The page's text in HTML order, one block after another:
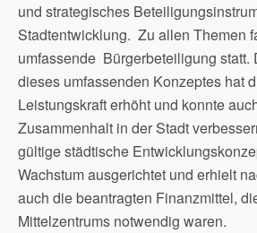
und strategisches
Stadtentwicklung. Zu allen Themen
umfassende Bürgerbeteiligung statt.
dieses umfassenden Konzeptes hat
Leistungskraft erhöht und konnte
Zusammenhalt in der Stadt
gültige städtische
Wachstum ausgerichtet und erhielt
auch die beantragten Finanzmittel,
Mittelzentrums notwendig waren.